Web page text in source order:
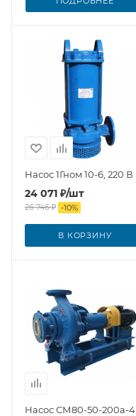
Насос 1Гном 10-6, 220 В
24 071 ₽/шт
26 746₽ -10%
В КОРЗИНУ
Насос СМ80-50-200а-4